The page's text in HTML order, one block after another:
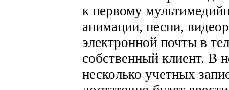
к первому
анимации, песни,
электронной почты в
собственный клиент. В
несколько учетных